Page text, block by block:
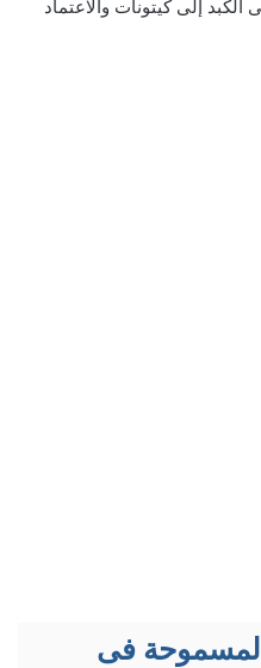
إلى كيتونات والاعتماد
فى